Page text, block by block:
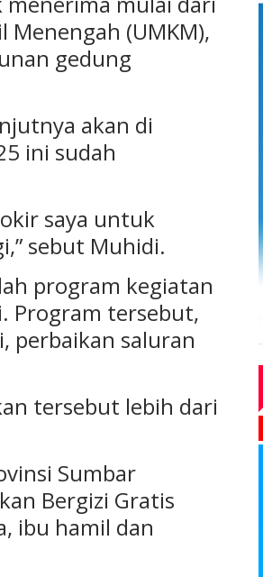
(UMKM),
gedung
akan di
ini sudah
saya untuk
sebut Muhidi.
program kegiatan
Program tersebut,
perbaikan saluran
tersebut lebih dari
Sumbar
Bergizi Gratis
ibu hamil dan